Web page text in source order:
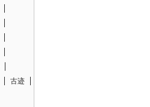
古迹